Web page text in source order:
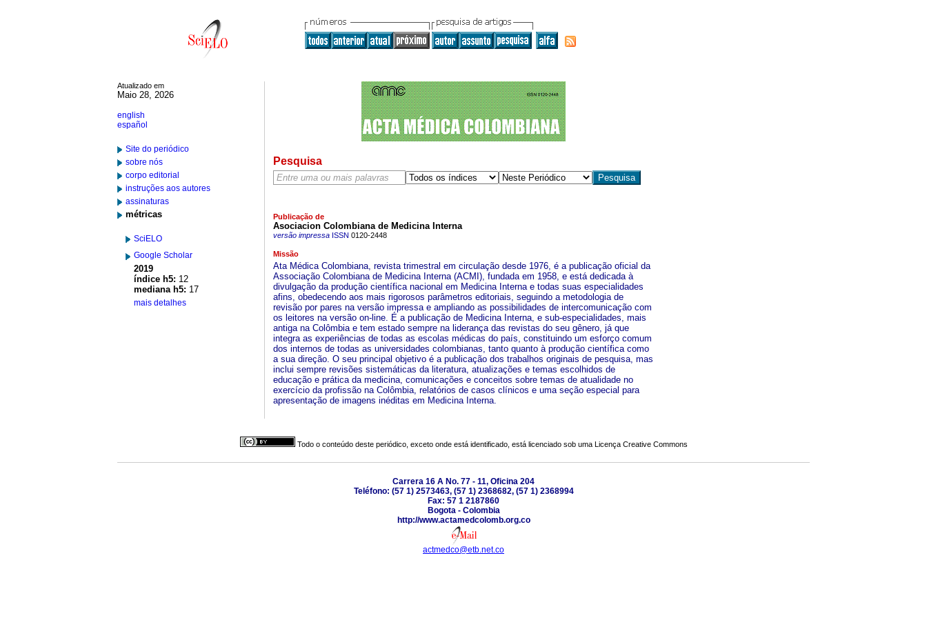
Atualizado em
Maio 28, 2026
english
español
Site do periódico
sobre nós
corpo editorial
instruções aos autores
assinaturas
métricas
SciELO
Google Scholar
2019
índice h5: 12
mediana h5: 17
mais detalhes
Pesquisa
Publicação de
Asociacion Colombiana de Medicina Interna
versão impressaISSN 0120-2448
Missão
Ata Médica Colombiana, revista trimestral em circulação desde 1976, é a publicação oficial da
Associação Colombiana de Medicina Interna (ACMI), fundada em 1958, e está dedicada à
divulgação da produção científica nacional em Medicina Interna e todas suas especialidades
afins, obedecendo aos mais rigorosos parâmetros editoriais, seguindo a metodologia de
revisão por pares na versão impressa e ampliando as possibilidades de intercomunicação com
os leitores na versão on-line. É a publicação de Medicina Interna, e sub-especialidades, mais
antiga na Colômbia e tem estado sempre na liderança das revistas do seu gênero, já que
integra as experiências de todas as escolas médicas do país, constituindo um esforço comum
dos internos de todas as universidades colombianas, tanto quanto à produção científica como
a sua direção. O seu principal objetivo é a publicação dos trabalhos originais de pesquisa, mas
inclui sempre revisões sistemáticas da literatura, atualizações e temas escolhidos de
educação e prática da medicina, comunicações e conceitos sobre temas de atualidade no
exercício da profissão na Colômbia, relatórios de casos clínicos e uma seção especial para
apresentação de imagens inéditas em Medicina Interna.
Todo o conteúdo deste periódico, exceto onde está identificado, está licenciado sob uma Licença Creative Commons
Carrera 16 A No. 77 - 11, Oficina 204
Teléfono: (57 1) 2573463, (57 1) 2368682, (57 1) 2368994
Fax: 57 1 2187860
Bogota - Colombia
http://www.actamedcolomb.org.co
actmedco@etb.net.co